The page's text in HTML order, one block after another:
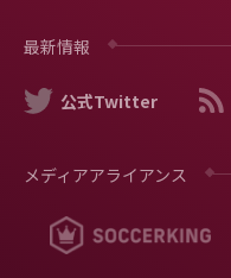
最新情報
公式Twitter
メディアアライアンス